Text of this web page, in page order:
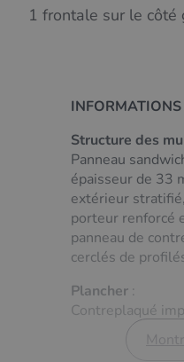
Structure des
Panneau
épaisseur de 33
extérieur
porteur renforcé
panneau de
cerclés de
Plancher :
Contreplaqué
d’un revêtement
1 frontale sur le côté